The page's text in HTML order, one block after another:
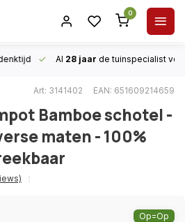
0
Al 28 jaar de tuinspecialist
Art: 3141402 EAN: 651609214659
Bamboe schotel -
maten - 100%
Op=Op